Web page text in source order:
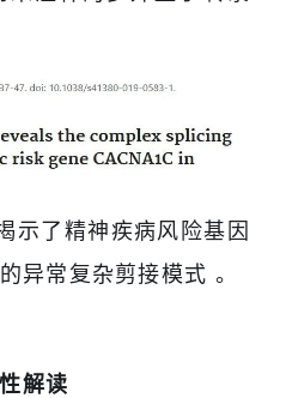
了精神疾病风险基因
异常复杂剪接模式 。
解读